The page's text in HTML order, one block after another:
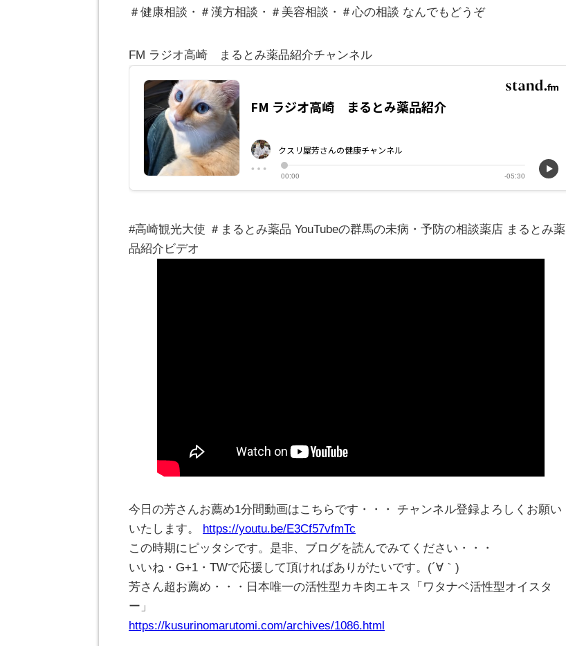
＃健康相談・＃漢方相談・＃美容相談・＃心の相談 なんでもどうぞ
FM ラジオ高崎 まるとみ薬品紹介チャンネル
#高崎観光大使 ＃まるとみ薬品 YouTubeの群馬の未病・予防の相談薬店 まるとみ薬
品紹介ビデオ
今日の芳さんお薦め1分間動画はこちらです・・・ チャンネル登録よろしくお願い
いたします。 https://youtu.be/E3Cf57vfmTc
この時期にピッタシです。是非、ブログを読んでみてください・・・
いいね・G+1・TWで応援して頂ければありがたいです。(´∀｀ )
芳さん超お薦め・・・日本唯一の活性型カキ肉エキス「ワタナベ活性型オイスタ
ー」
https://kusurinomarutomi.com/archives/1086.html